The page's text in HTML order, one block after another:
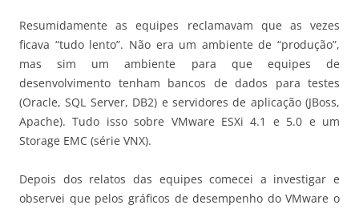
Resumidamente as equipes reclamavam que as vezes
ficava “tudo lento”. Não era um ambiente de “produção”,
mas sim um ambiente para que equipes de
desenvolvimento tenham bancos de dados para testes
(Oracle, SQL Server, DB2) e servidores de aplicação (JBoss,
Apache). Tudo isso sobre VMware ESXi 4.1 e 5.0 e um
Storage EMC (série VNX).
Depois dos relatos das equipes comecei a investigar e
observei que pelos gráficos de desempenho do VMware o